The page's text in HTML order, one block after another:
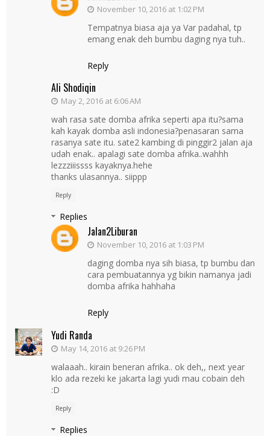
November 10, 2016 at 1:02 PM
Tempatnya biasa aja ya Var padahal, tp
emang enak deh bumbu daging nya tuh..
Reply
Ali Shodiqin
May 2, 2016 at 6:06 AM
wah rasa sate domba afrika seperti apa itu?sama
kah kayak domba asli indonesia?penasaran sama
rasanya sate itu. sate2 kambing di pinggir2 jalan aja
udah enak.. apalagi sate domba afrika..wahhh
lezzziiissss kayaknya.hehe
thanks ulasannya.. siippp
Reply
Replies
Jalan2Liburan
November 10, 2016 at 1:03 PM
daging domba nya sih biasa, tp bumbu dan
cara pembuatannya yg bikin namanya jadi
domba afrika hahhaha
Reply
Yudi Randa
May 14, 2016 at 9:26 PM
walaaah.. kirain beneran afrika.. ok deh,, next year
klo ada rezeki ke jakarta lagi yudi mau cobain deh
:D
Reply
Replies